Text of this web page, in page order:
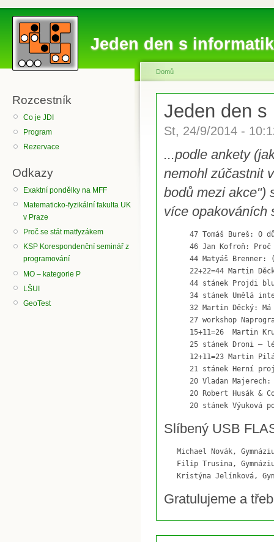
Jeden den s
Rozcestník
Co je JDI
Program
Rezervace
Odkazy
Exaktní pondělky na MFF
Matematicko-fyzikální fakulta UK
v Praze
Proč se stát matfyzákem
KSP Korespondenční seminář z
programování
MO – kategorie P
LŠUI
GeoTest
Domů
Jeden den
St, 24/9/2014 -
...podle ankety
nemohl zúčastnit
bodů mezi akce")
více opakováních
47 Tomáš Bureš: O
46 Jan Kofroň:
44 Matyáš Brenner:
22+22=44 Martin
44 stánek Projdi
34 stánek Umělá
32 Martin Děcký:
27 workshop
      15+11=26	Martin Kruliš: Moderní hardware a paralelní programování
25 stánek Droni –
12+11=23 Martin
21 stánek Herní
20 Vladan
20 Robert Husák &
Slíbený USB
Michael Novák,
Filip Trusina,
Gratulujeme a